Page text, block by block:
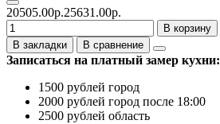
20505.00р.25631.00р.
В корзину
В закладки
В сравнение
Записаться на платный замер кухни:
1500 рублей город
2000 рублей город после 18:00
2500 рублей область